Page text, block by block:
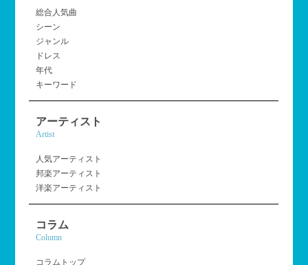
総合人気曲
シーン
ジャンル
ドレス
年代
キーワード
アーティスト
Artist
人気アーティスト
邦楽アーティスト
洋楽アーティスト
コラム
Column
コラムトップ